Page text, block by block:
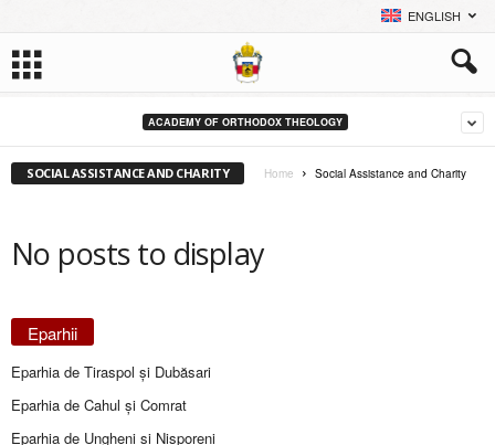
ENGLISH
ACADEMY OF ORTHODOX THEOLOGY
SOCIAL ASSISTANCE AND CHARITY Home Social Assistance and Charity
No posts to display
Eparhii
Eparhia de Tiraspol și Dubăsari
Eparhia de Cahul și Comrat
Eparhia de Ungheni și Nisporeni